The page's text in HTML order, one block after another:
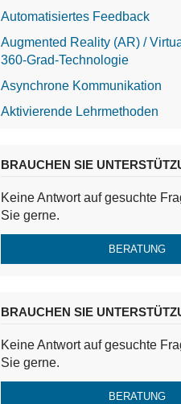
Automatisiertes Feedback
Augmented Reality (AR) /
360-Grad-Technologie
Asynchrone Kommunikation
Aktivierende Lehrmethoden
BRAUCHEN SIE
Keine Antwort auf gesuchte
Sie gerne.
BERATUNG
BRAUCHEN SIE
Keine Antwort auf gesuchte
Sie gerne.
BERATUNG